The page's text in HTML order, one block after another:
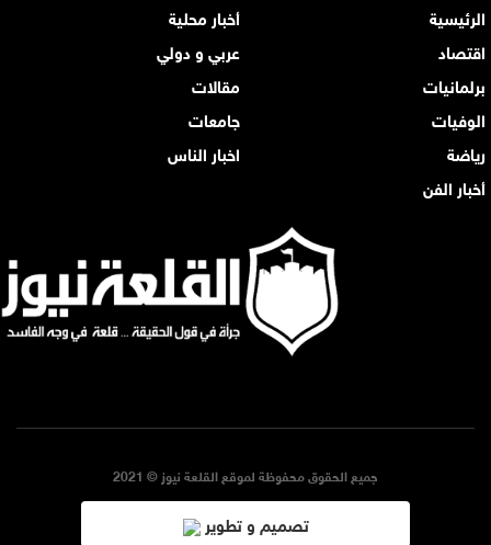
الرئيسية
أخبار محلية
اقتصاد
عربي و دولي
برلمانيات
مقالات
الوفيات
جامعات
رياضة
اخبار الناس
أخبار الفن
جميع الحقوق محفوظة لموقع القلعة نيوز © 2021
تصميم و تطوير